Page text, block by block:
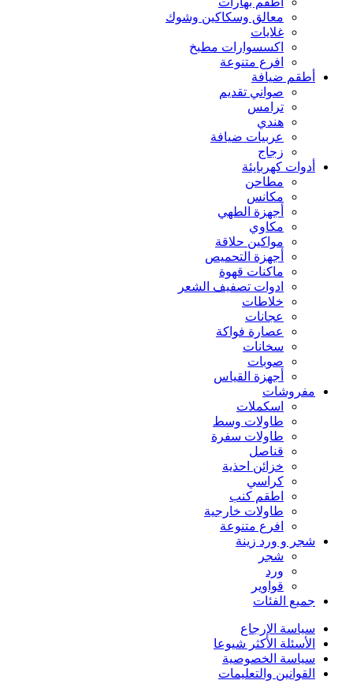
معالق وسكاكين وشوك
غلايات
اكسسوارات مطبخ
افرع متنوعة
أطقم ضيافة
صواني تقديم
ترامس
هندي
عربيات ضيافة
زجاج
أدوات كهربايئة
مطاحن
مكانس
أجهزة الطهي
مكاوي
مواكين حلاقة
أجهزة التحميص
ماكنات قهوة
ادوات تصفيف الشعر
خلاطات
عجانات
عصارة فواكة
سخانات
صوبات
أجهزة القياس
مفروشات
اسكملات
طاولات وسط
طاولات سفرة
قناصل
خزائن احذية
كراسي
اطقم كنب
طاولات خارجية
افرع متنوعة
شجر و ورد زينة
شجر
ورد
قواوير
جميع الفئات
سياسة الإرجاع
الأسئلة الأكثر شيوعا
سياسة الخصوصية
القوانين والتعليمات